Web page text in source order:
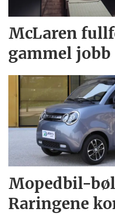
McLaren
gammel jobb
Mopedbil-
Raringene